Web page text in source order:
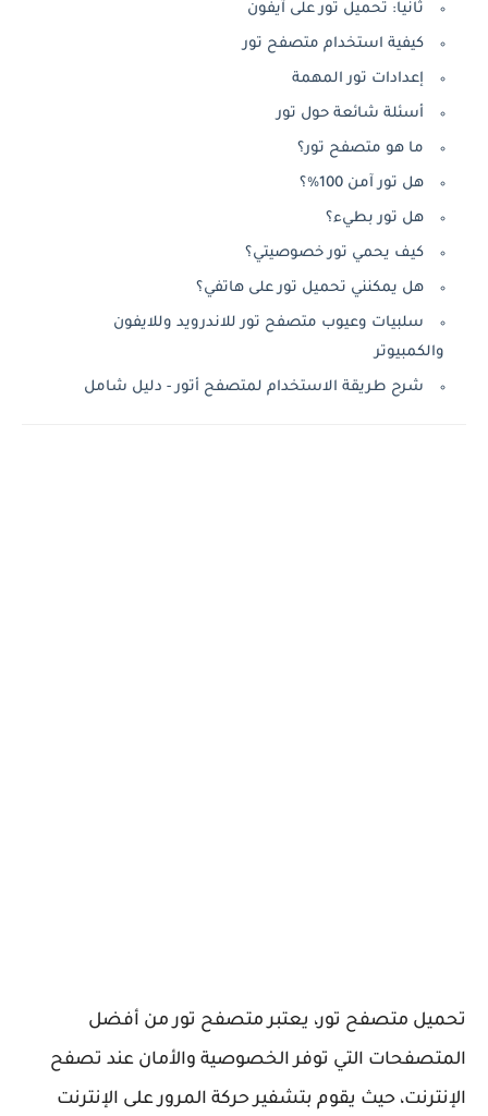
ثانيا: تحميل تور على آيفون
كيفية استخدام متصفح تور
إعدادات تور المهمة
أسئلة شائعة حول تور
ما هو متصفح تور؟
هل تور آمن 100%؟
هل تور بطيء؟
كيف يحمي تور خصوصيتي؟
هل يمكنني تحميل تور على هاتفي؟
سلبيات وعيوب متصفح تور للاندرويد وللايفون
والكمبيوتر
شرح طريقة الاستخدام لمتصفح أتور - دليل شامل
تحميل متصفح تور، يعتبر متصفح تور من أفضل
المتصفحات التي توفر الخصوصية والأمان عند تصفح
الإنترنت، حيث يقوم بتشفير حركة المرور على الإنترنت